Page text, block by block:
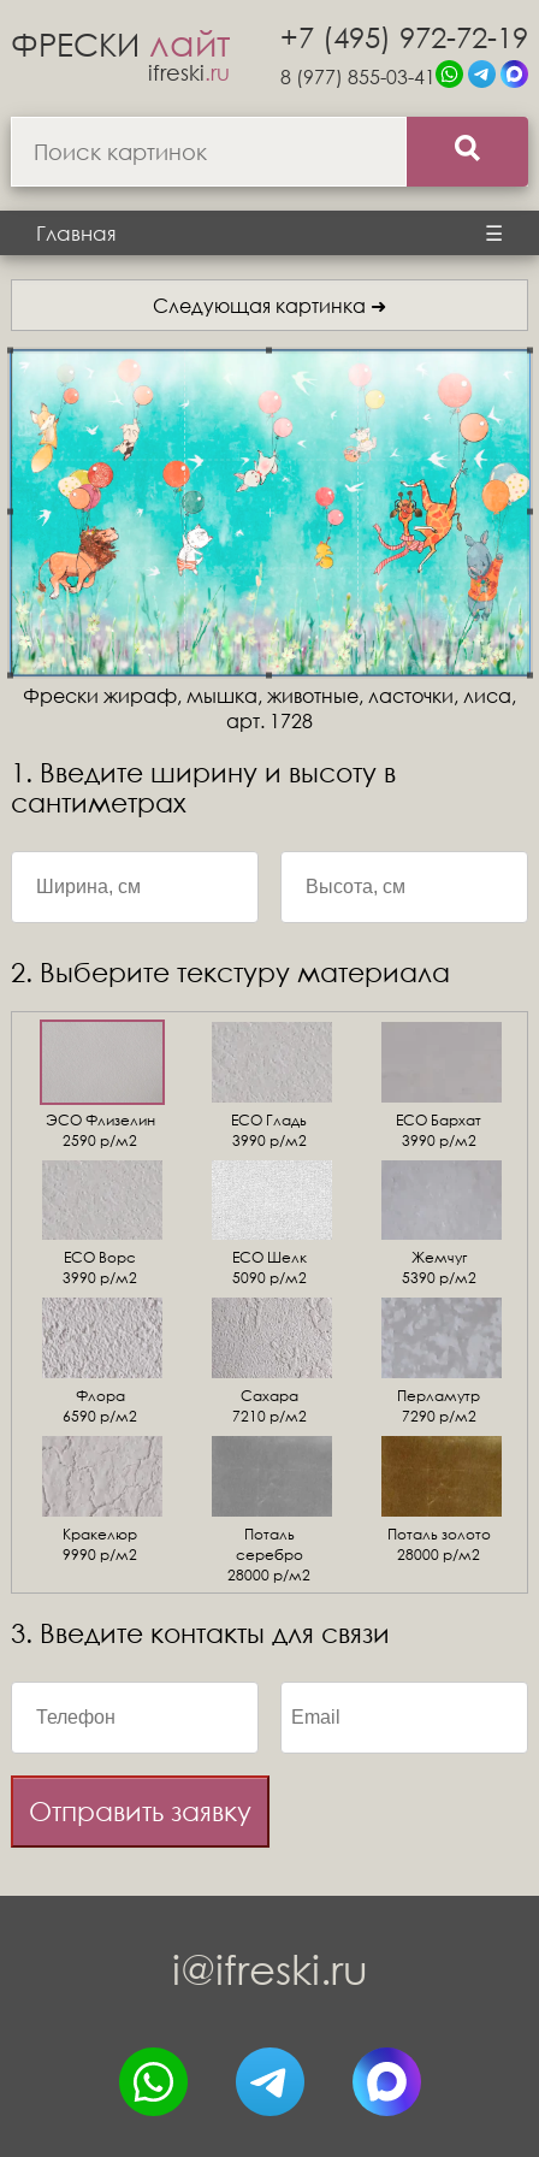
ФРЕСКИ лайт
ifreski.ru
+7 (495) 972-72-19
8 (977) 855-03-41
Главная ☰
Следующая картинка ➜
Фрески жираф, мышка, животные, ласточки, лиса,
арт. 1728
1. Введите ширину и высоту в
сантиметрах
2. Выберите текстуру материала
ЭСО Флизелин
2590 р/м2
ЕСО Гладь
3990 р/м2
ECO Бархат
3990 р/м2
ЕСО Ворс
3990 р/м2
ЕСО Шелк
5090 р/м2
Жемчуг
5390 р/м2
Флора
6590 р/м2
Сахара
7210 р/м2
Перламутр
7290 р/м2
Кракелюр
9990 р/м2
Поталь
серебро
28000 р/м2
Поталь золото
28000 р/м2
3. Введите контакты для связи
Отправить заявку
i@ifreski.ru